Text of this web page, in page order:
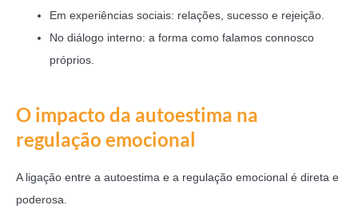
Em experiências sociais: relações, sucesso e rejeição.
No diálogo interno: a forma como falamos connosco
próprios.
O impacto da autoestima na
regulação emocional
A ligação entre a autoestima e a regulação emocional é direta e
poderosa.